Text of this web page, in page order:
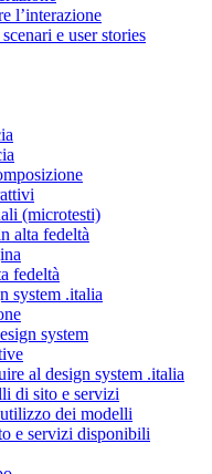
l’interazione
e user stories
(microtesti)
alta fedeltà
fedeltà
system .italia
system
al design system .italia
di sito e servizi
dei modelli
e servizi disponibili